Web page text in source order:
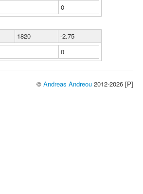
0
1820
-2.75
0
© Andreas Andreou 2012-2026 [P]